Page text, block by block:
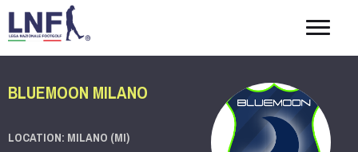
BLUEMOON MILANO
LOCATION: MILANO (MI)